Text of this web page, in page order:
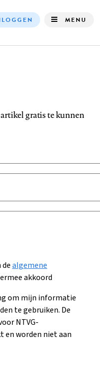
MENU
gratis te kunnen
dealgemene
akkoord
om mijn informatie
te gebruiken. De
NTVG-
en worden niet aan